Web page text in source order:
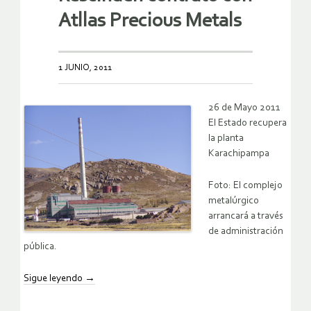
Atllas Precious Metals
1 JUNIO, 2011
26 de Mayo 2011
El Estado recupera
la planta
Karachipampa
Foto: El complejo
metalúrgico
arrancará a través
de administración
pública.
Sigue leyendo →